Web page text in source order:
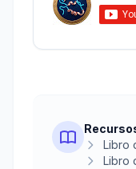
Libro
Libro